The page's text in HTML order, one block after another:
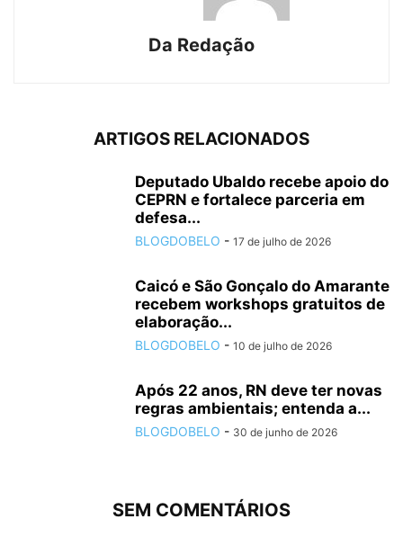
Da Redação
ARTIGOS RELACIONADOS
Deputado Ubaldo recebe apoio do
CEPRN e fortalece parceria em
defesa...
BLOGDOBELO - 17 de julho de 2026
Caicó e São Gonçalo do Amarante
recebem workshops gratuitos de
elaboração...
BLOGDOBELO - 10 de julho de 2026
Após 22 anos, RN deve ter novas
regras ambientais; entenda a...
BLOGDOBELO - 30 de junho de 2026
SEM COMENTÁRIOS